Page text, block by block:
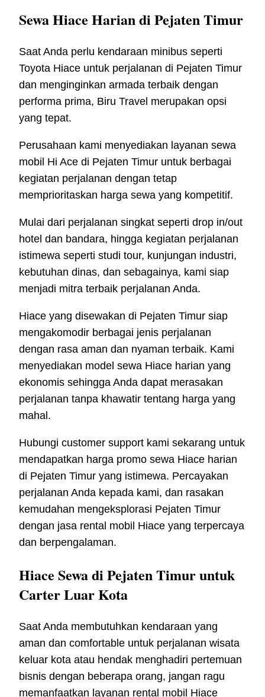
Sewa Hiace Harian di Pejaten Timur
Saat Anda perlu kendaraan minibus seperti
Toyota Hiace untuk perjalanan di Pejaten Timur
dan menginginkan armada terbaik dengan
performa prima, Biru Travel merupakan opsi
yang tepat.
Perusahaan kami menyediakan layanan sewa
mobil Hi Ace di Pejaten Timur untuk berbagai
kegiatan perjalanan dengan tetap
memprioritaskan harga sewa yang kompetitif.
Mulai dari perjalanan singkat seperti drop in/out
hotel dan bandara, hingga kegiatan perjalanan
istimewa seperti studi tour, kunjungan industri,
kebutuhan dinas, dan sebagainya, kami siap
menjadi mitra terbaik perjalanan Anda.
Hiace yang disewakan di Pejaten Timur siap
mengakomodir berbagai jenis perjalanan
dengan rasa aman dan nyaman terbaik. Kami
menyediakan model sewa Hiace harian yang
ekonomis sehingga Anda dapat merasakan
perjalanan tanpa khawatir tentang harga yang
mahal.
Hubungi customer support kami sekarang untuk
mendapatkan harga promo sewa Hiace harian
di Pejaten Timur yang istimewa. Percayakan
perjalanan Anda kepada kami, dan rasakan
kemudahan mengeksplorasi Pejaten Timur
dengan jasa rental mobil Hiace yang terpercaya
dan berpengalaman.
Hiace Sewa di Pejaten Timur untuk
Carter Luar Kota
Saat Anda membutuhkan kendaraan yang
aman dan comfortable untuk perjalanan wisata
keluar kota atau hendak menghadiri pertemuan
bisnis dengan beberapa orang, jangan ragu
memanfaatkan layanan rental mobil Hiace